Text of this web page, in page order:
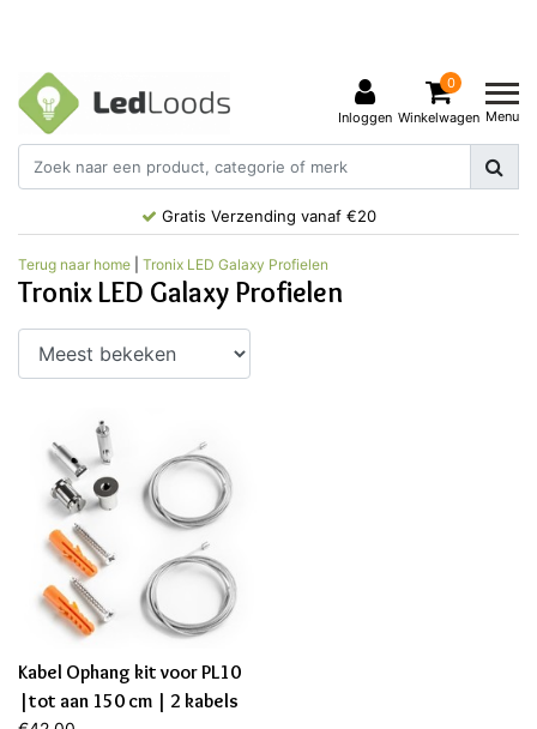
Inloggen
0
Winkelwagen Menu
Gratis Verzending vanaf €20
Terug naar home Tronix LED Galaxy Profielen
Tronix LED Galaxy Profielen
Kabel Ophang kit voor PL10
|tot aan 150 cm | 2 kabels